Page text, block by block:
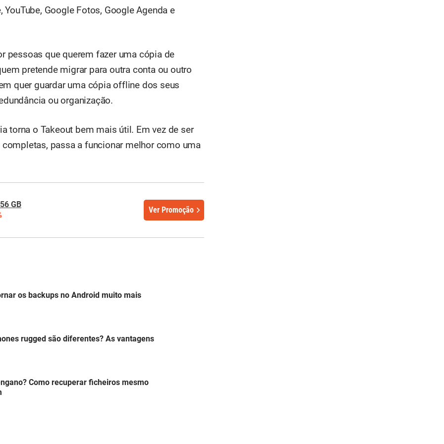
Google Fotos, Google Agenda e
pessoas que querem fazer uma cópia de
pretende migrar para outra conta ou outro
quer guardar uma cópia offline dos seus
ou organização.
torna o Takeout bem mais útil. Em vez de ser
passa a funcionar melhor como uma
GB
Ver Promoção
os backups no Android muito mais
rugged são diferentes? As vantagens
Como recuperar ficheiros mesmo